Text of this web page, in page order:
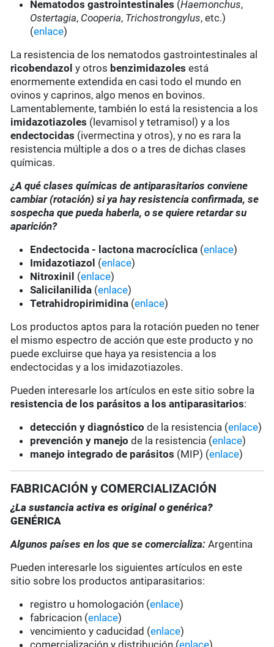
Nematodos gastrointestinales (Haemonchus,
Ostertagia, Cooperia, Trichostrongylus, etc.)
(enlace)
La resistencia de los nematodos gastrointestinales al
ricobendazoly otros benzimidazoles está
enormemente extendida en casi todo el mundo en
ovinos y caprinos, algo menos en bovinos.
Lamentablemente, también lo está la resistencia a los
imidazotiazoles (levamisol y tetramisol) y a los
endectocidas (ivermectina y otros), y no es rara la
resistencia múltiple a dos o a tres de dichas clases
químicas.
¿A qué clases químicas de antiparasitarios conviene
cambiar (rotación) si ya hay resistencia confirmada, se
sospecha que pueda haberla, o se quiere retardar su
aparición?
Endectocida - lactona macrocíclica (enlace)
Imidazotiazol (enlace)
Nitroxinil (enlace)
Salicilanilida (enlace)
Tetrahidropirimidina (enlace)
Los productos aptos para la rotación pueden no tener
el mismo espectro de acción que este producto y no
puede excluirse que haya ya resistencia a los
endectocidas y a los imidazotiazoles.
Pueden interesarle los artículos en este sitio sobre la
resistencia de los parásitos a los antiparasitarios:
detección y diagnóstico de la resistencia (enlace)
prevención y manejo de la resistencia (enlace)
manejo integrado de parásitos (MIP) (enlace)
FABRICACIÓN y COMERCIALIZACIÓN
¿La sustancia activa es original o genérica?
GENÉRICA
Algunos países en los que se comercializa:Argentina
Pueden interesarle los siguientes artículos en este
sitio sobre los productos antiparasitarios:
registro u homologación (enlace)
fabricacion (enlace)
vencimiento y caducidad (enlace)